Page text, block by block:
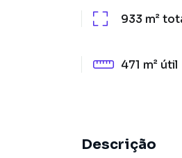
933 m²
471 m² útil
Descrição